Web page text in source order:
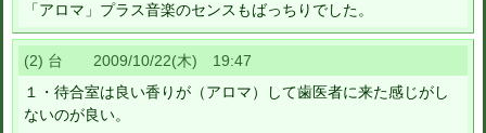
「アロマ」プラス音楽のセンスもばっちりでした。
(2) 台 2009/10/22(木) 19:47
１・待合室は良い香りが（アロマ）して歯医者に来た感じがし
ないのが良い。